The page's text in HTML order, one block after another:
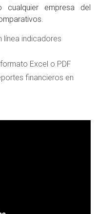
empresa del
línea indicadores
Excel o PDF
financieros en